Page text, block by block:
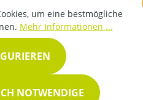
um eine bestmögliche
Mehr Informationen ...
NOTWENDIGE